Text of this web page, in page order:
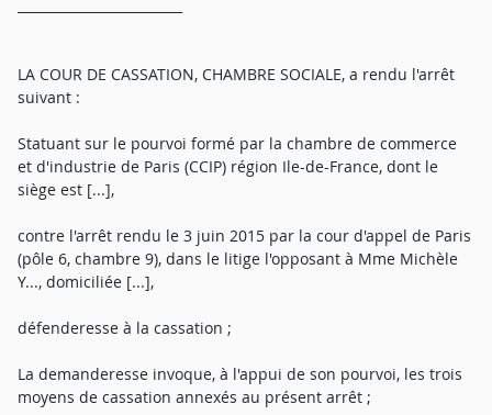
LA COUR DE CASSATION, CHAMBRE SOCIALE, a rendu l'arrêt
suivant :
Statuant sur le pourvoi formé par la chambre de commerce
et d'industrie de Paris (CCIP) région Ile-de-France, dont le
siège est [...],
contre l'arrêt rendu le 3 juin 2015 par la cour d'appel de Paris
(pôle 6, chambre 9), dans le litige l'opposant à Mme Michèle
Y..., domiciliée [...],
défenderesse à la cassation ;
La demanderesse invoque, à l'appui de son pourvoi, les trois
moyens de cassation annexés au présent arrêt ;